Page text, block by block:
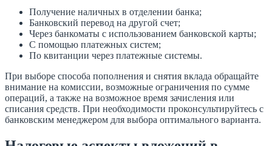
Получение наличных в отделении банка;
Банковский перевод на другой счет;
Через банкоматы с использованием банковской карты;
С помощью платежных систем;
По квитанции через платежные системы.
При выборе способа пополнения и снятия вклада обращайте
внимание на комиссии, возможные ограничения по сумме
операций, а также на возможное время зачисления или
списания средств. При необходимости проконсультируйтесь с
банковским менеджером для выбора оптимального варианта.